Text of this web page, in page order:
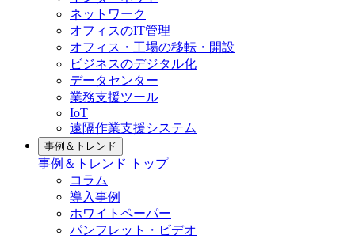
ネットワーク
オフィスのIT管理
オフィス・工場の移転・開設
ビジネスのデジタル化
データセンター
業務支援ツール
IoT
遠隔作業支援システム
事例＆トレンド
事例＆トレンド
トップ
コラム
導入事例
ホワイトペーパー
パンフレット・ビデオ